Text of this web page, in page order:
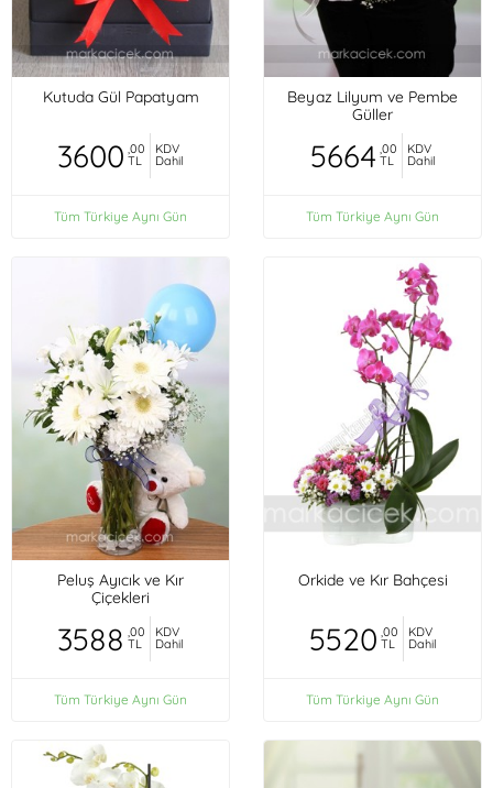
Kutuda Gül Papatyam
3600 ,00
TL
KDV
Dahil
Tüm Türkiye Aynı Gün
Beyaz Lilyum ve Pembe
Güller
5664 ,00
TL
KDV
Dahil
Tüm Türkiye Aynı Gün
Peluş Ayıcık ve Kır
Çiçekleri
3588 ,00
TL
KDV
Dahil
Tüm Türkiye Aynı Gün
Orkide ve Kır Bahçesi
5520 ,00
TL
KDV
Dahil
Tüm Türkiye Aynı Gün